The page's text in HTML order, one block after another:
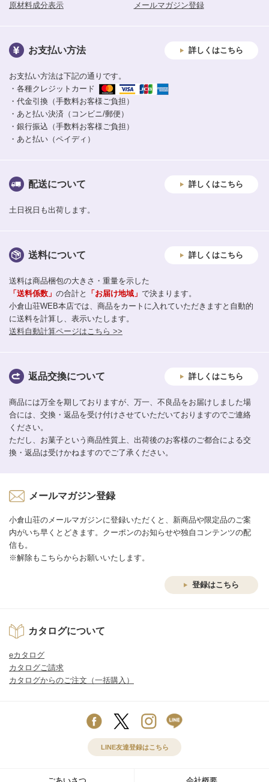
原材料成分表示
メールマガジン登録
お支払い方法 詳しくはこちら
お支払い方法は下記の通りです。
・各種クレジットカード
・代金引換（手数料お客様ご負担）
・あと払い決済（コンビニ/郵便）
・銀行振込（手数料お客様ご負担）
・あと払い（ペイディ）
配送について 詳しくはこちら
土日祝日も出荷します。
送料について 詳しくはこちら
送料は商品梱包の大きさ・重量を示した
「送料係数」 の合計と 「お届け地域」 で決まります。
小倉山荘WEB本店では、商品をカートに入れていただきますと自動的
に送料を計算し、表示いたします。
送料自動計算ページはこちら >>
返品交換について 詳しくはこちら
商品には万全を期しておりますが、万一、不良品をお届けしました場
合には、交換・返品を受け付けさせていただいておりますのでご連絡
ください。
ただし、お菓子という商品性質上、出荷後のお客様のご都合による交
換・返品は受けかねますのでご了承ください。
メールマガジン登録
小倉山荘のメールマガジンに登録いただくと、新商品や限定品のご案
内がいち早くとどきます。クーポンのお知らせや独自コンテンツの配
信も。
※解除もこちらからお願いいたします。
登録はこちら
カタログについて
eカタログ
カタログご請求
カタログからのご注文（一括購入）
LINE友達登録はこちら